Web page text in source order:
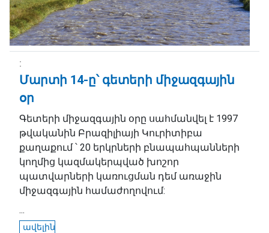
Մարտի 14-ը՝ գետերի միջազգային
օր
Գետերի միջազգային օրը սահմանվել է 1997
թվականին Բրազիլիայի Կուրիտիբա
քաղաքում ՝ 20 երկրների բնապահպանների
կողմից կազմակերպված խոշոր
պատվարների կառուցման դեմ առաջին
միջազգային համաժողովում:
...
ավելին